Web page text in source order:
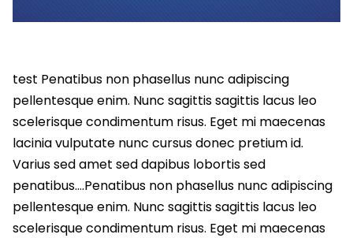
test Penatibus non phasellus nunc adipiscing
pellentesque enim. Nunc sagittis sagittis lacus leo
scelerisque condimentum risus. Eget mi maecenas
lacinia vulputate nunc cursus donec pretium id.
Varius sed amet sed dapibus lobortis sed
penatibus….Penatibus non phasellus nunc adipiscing
pellentesque enim. Nunc sagittis sagittis lacus leo
scelerisque condimentum risus. Eget mi maecenas